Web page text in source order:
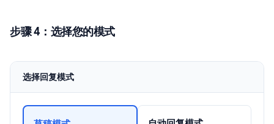
步骤 4：选择您的模式
选择回复模式